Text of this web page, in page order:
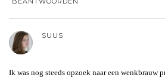
SUUS
Ik was nog steeds opzoek naar een wenkbrauw